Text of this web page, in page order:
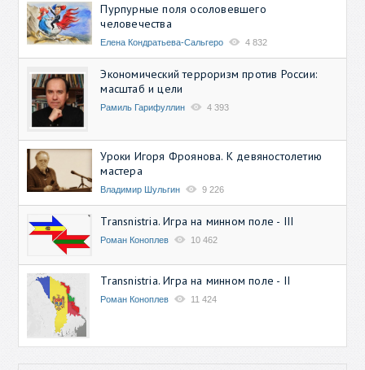
Пурпурные поля осоловевшего
человечества
Елена Кондратьева-Сальгеро 4 832
Экономический терроризм против России:
масштаб и цели
Рамиль Гарифуллин 4 393
Уроки Игоря Фроянова. К девяностолетию
мастера
Владимир Шульгин 9 226
Transnistria. Игра на минном поле - III
Роман Коноплев 10 462
Transnistria. Игра на минном поле - II
Роман Коноплев 11 424